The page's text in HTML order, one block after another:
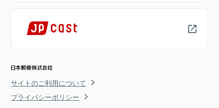
サイトのご利用について
プライバシーポリシー